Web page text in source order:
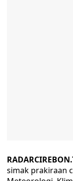
simak prakiraan